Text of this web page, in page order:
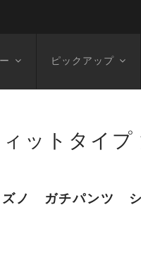
ピックアップ
ットタイプ
ノ ガチパンツ シ